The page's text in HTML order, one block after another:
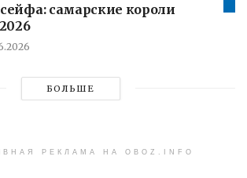
самарские короли
БОЛЬШЕ
РЕКЛАМА НА OBOZ.INFO